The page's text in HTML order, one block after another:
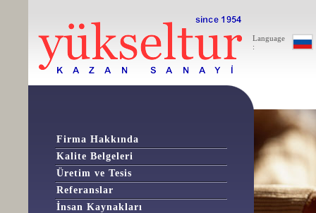
Language
:
Firma Hakkında
Kalite Belgeleri
Üretim ve Tesis
Referanslar
İnsan Kaynakları